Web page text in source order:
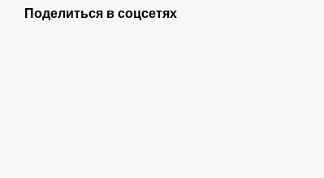
Поделиться в соцсетях